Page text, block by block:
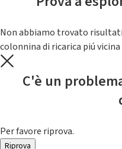
Non abbiamo trovato
colonnina di ricarica piú
C'è un
Per favore riprova.
Riprova